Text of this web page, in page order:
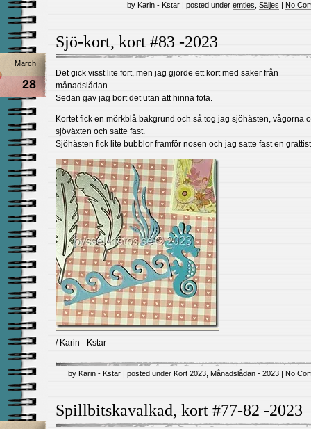
by Karin - Kstar | posted under emties Säljes | No
Sjö-kort, kort #83 -2023
March
28
Det gick visst lite fort, men jag gjorde ett kort med saker från
månadslådan.
Sedan gav jag bort det utan att hinna fota.
Kortet fick en mörkblå bakgrund och så tog jag sjöhästen, vågorna
sjöväxten och satte fast.
Sjöhästen fick lite bubblor framför nosen och jag satte fast en
/ Karin - Kstar
by Karin - Kstar | posted under Kort 2023 Månadslådan - 2023 | No
Spillbitskavalkad, kort #77-82 -2023